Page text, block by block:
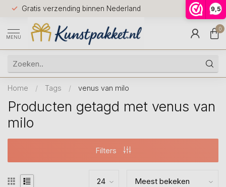
9,5
Gratis verzending binnen Nederland
Voor
huis
9.5
MENU
0
Home / Tags / venus van milo
Producten getagd met venus van
milo
Filters